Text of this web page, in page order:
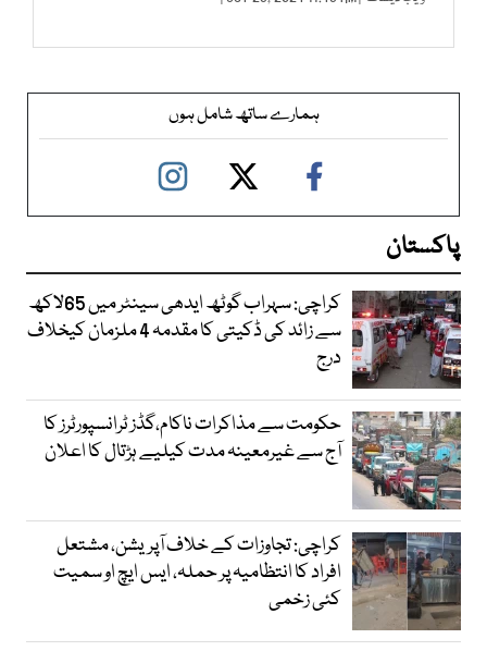
ہمارے ساتھ شامل ہوں
پاکستان
کراچی: سہراب گوٹھ ایدھی سینٹر میں 65لاکھ
سے زائد کی ڈکیتی کا مقدمہ 4 ملزمان کیخلاف
درج
حکومت سے مذاکرات ناکام،گڈز ٹرانسپورٹرز کا
آج سے غیرمعینہ مدت کیلیے ہڑتال کا اعلان
کراچی: تجاوزات کے خلاف آپریشن، مشتعل
افراد کا انتظامیہ پر حملہ، ایس ایچ او سمیت
کئی زخمی